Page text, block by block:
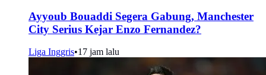
Ayyoub Bouaddi Segera Gabung, Manchester
City Serius Kejar Enzo Fernandez?
Liga Inggris•17 jam lalu